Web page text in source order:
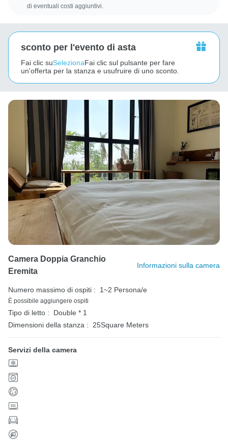
di eventuali costi aggiuntivi.
sconto per l'evento di asta
Fai clic suSelezionaFai clic sul pulsante per fare
un'offerta per la stanza e usufruire di uno sconto.
Camera Doppia Granchio
Eremita
Informazioni sulla camera
Numero massimo di ospiti : 1~2 Persona/e
È possibile aggiungere ospiti
Tipo di letto :
Double * 1
Dimensioni della stanza :
25Square Meters
Servizi della camera